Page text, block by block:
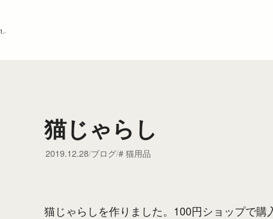
猫じゃらし
2019.12.28 ブログ 猫用品
猫じゃらしを作りました。100円ショップで購